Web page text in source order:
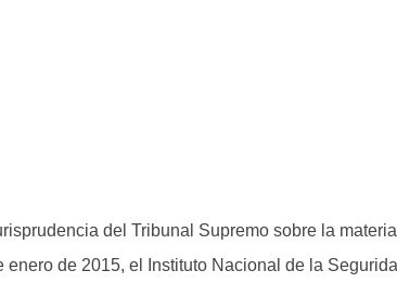
del Tribunal Supremo sobre la
enero de 2015, el Instituto Nacional de la